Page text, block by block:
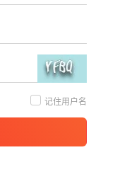
记住用户名